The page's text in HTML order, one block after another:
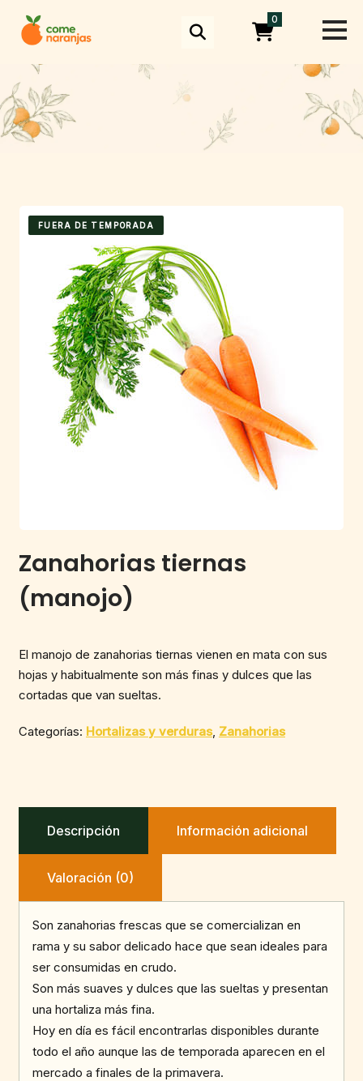
0
FUERA DE TEMPORADA
Zanahorias tiernas
(manojo)
El manojo de zanahorias tiernas vienen en mata con sus
hojas y habitualmente son más finas y dulces que las
cortadas que van sueltas.
Categorías: Hortalizas y verduras, Zanahorias
Descripción Información adicional
Valoración (0)
Son zanahorias frescas que se comercializan en
rama y su sabor delicado hace que sean ideales para
ser consumidas en crudo.
Son más suaves y dulces que las sueltas y presentan
una hortaliza más fina.
Hoy en día es fácil encontrarlas disponibles durante
todo el año aunque las de temporada aparecen en el
mercado a finales de la primavera.